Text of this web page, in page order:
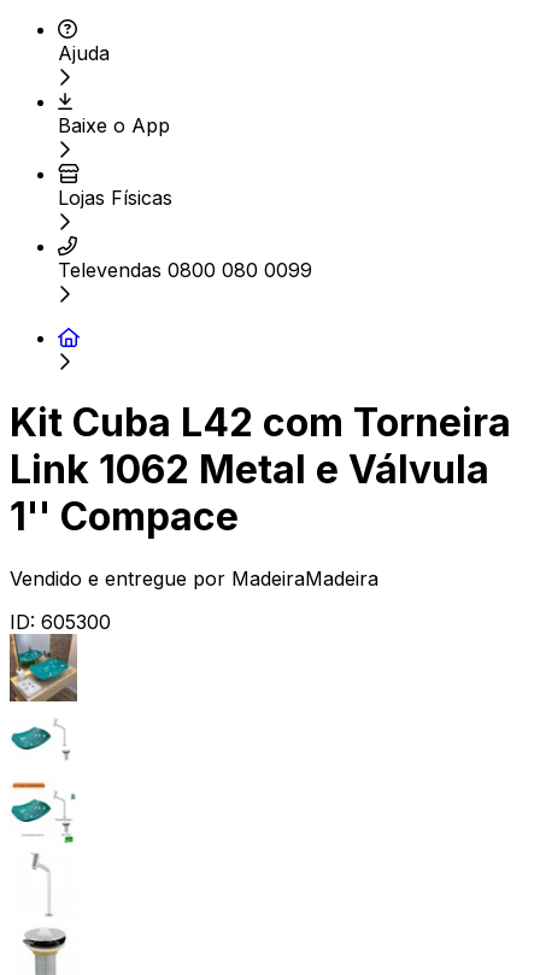
Ajuda
Baixe o App
Lojas Físicas
Televendas 0800 080 0099
Kit Cuba L42 com Torneira
Link 1062 Metal e Válvula
1'' Compace
Vendido e entregue por MadeiraMadeira
ID: 605300